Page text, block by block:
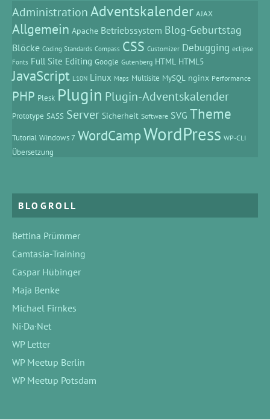
AdministrationAdventskalender AJAX
Allgemein Apache Betriebssystem Blog-Geburtstag
Blöcke Coding Standards Compass CSS Customizer Debugging eclipse
Fonts Full Site Editing Google Gutenberg HTML HTML5
JavaScript L10N Linux Maps Multisite MySQL nginx Performance
PHP Plesk Plugin Plugin-Adventskalender
Prototype SASS Server Sicherheit Software SVG Theme
Tutorial Windows 7 WordCampWordPress WP-CLI
Übersetzung
BLOGROLL
Bettina Prümmer
Camtasia-Training
Caspar Hübinger
Maja Benke
Michael Firnkes
Ni·Da·Net
WP Letter
WP Meetup Berlin
WP Meetup Potsdam